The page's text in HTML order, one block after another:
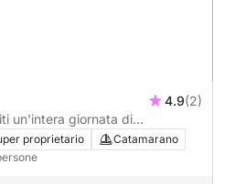
4.9(2)
un'intera giornata di
catamarano.
proprietario
Catamarano